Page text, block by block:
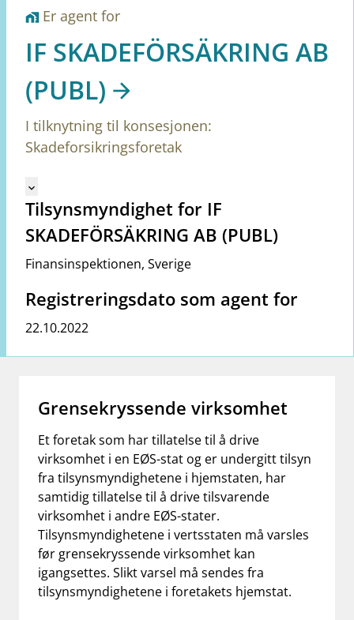
home_work Er agent for
IF SKADEFÖRSÄKRING AB
(PUBL)
I tilknytning til konsesjonen:
Skadeforsikringsforetak
Mangler tekst for vreg.ShowMoreInformation (no)
keyboard_arrow_down
Tilsynsmyndighet for IF
SKADEFÖRSÄKRING AB (PUBL)
Finansinspektionen, Sverige
Registreringsdato som agent for
22.10.2022
Grensekryssende virksomhet
Et foretak som har tillatelse til å drive
virksomhet i en EØS-stat og er undergitt tilsyn
fra tilsynsmyndighetene i hjemstaten, har
samtidig tillatelse til å drive tilsvarende
virksomhet i andre EØS-stater.
Tilsynsmyndighetene i vertsstaten må varsles
før grensekryssende virksomhet kan
igangsettes. Slikt varsel må sendes fra
tilsynsmyndighetene i foretakets hjemstat.